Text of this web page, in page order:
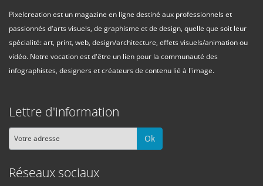
Pixelcreation est un magazine en ligne destiné aux professionnels et
passionnés d'arts visuels, de graphisme et de design, quelle que soit leur
spécialité: art, print, web, design/architecture, effets visuels/animation ou
vidéo. Notre vocation est d'être un lien pour la communauté des
infographistes, designers et créateurs de contenu lié à l'image.
Lettre d'information
Ok
Réseaux sociaux